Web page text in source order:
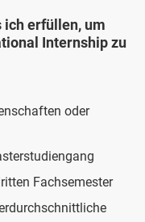
ich erfüllen, um
Internship zu
oder
Fachsemester